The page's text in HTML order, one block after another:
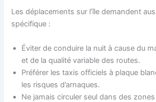
Les déplacements sur l’île demandent
spécifique :
Éviter de conduire la nuit à cause du
et de la qualité variable des routes.
Préférer les taxis officiels à plaque
les risques d’arnaques.
Ne jamais circuler seul dans des